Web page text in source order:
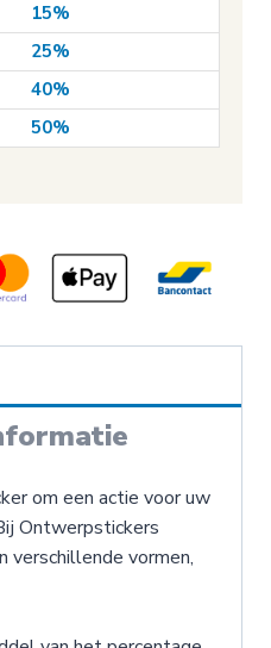
15%
25%
40%
50%
om een actie voor uw
Ontwerpstickers
verschillende vormen,